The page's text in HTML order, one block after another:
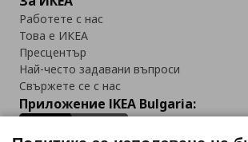
Работете с нас
Това е ИКЕА
Пресцентър
Най-често задавани въпроси
Свържете се с нас
Приложение IKEA Bulgaria: